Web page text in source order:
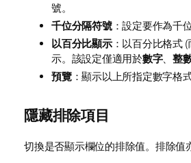
號。
千位分隔符號：設定要作為千
以百分比顯示：以百分比格式
示。該設定僅適用於數字、 整
預覽：顯示以上所指定數字格式
隱藏排除項目
切換是否顯示欄位的排除值。排除值